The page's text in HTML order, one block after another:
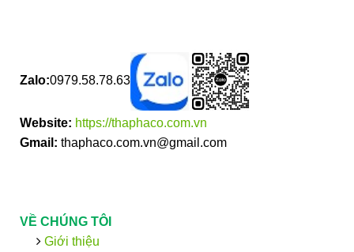
Zalo:0979.58.78.63
Website: https://thaphaco.com.vn
Gmail: thaphaco.com.vn@gmail.com
VỀ CHÚNG TÔI
Giới thiệu